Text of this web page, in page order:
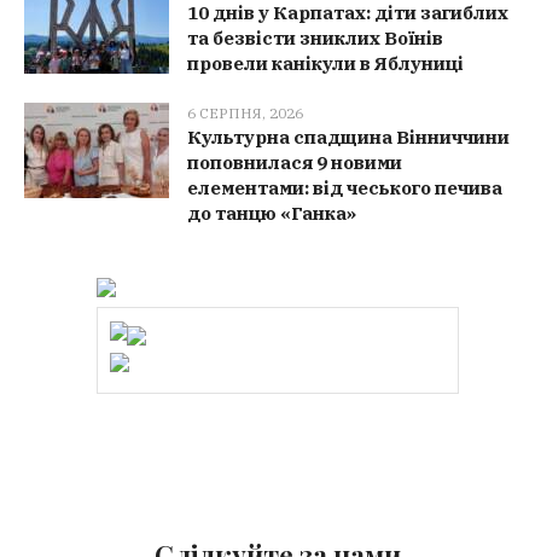
10 днів у Карпатах: діти загиблих
та безвісти зниклих Воїнів
провели канікули в Яблуниці
6 СЕРПНЯ, 2026
Культурна спадщина Вінниччини
поповнилася 9 новими
елементами: від чеського печива
до танцю «Ганка»